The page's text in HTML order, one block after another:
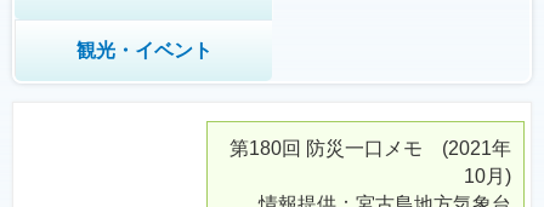
観光・イベント
第180回 防災一口メモ (2021年
10月)